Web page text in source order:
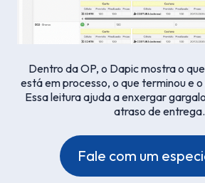
Dentro da OP, o Dapic mostra o
está em processo, o que terminou e
Essa leitura ajuda a enxergar
atraso de entrega.
Fale com um